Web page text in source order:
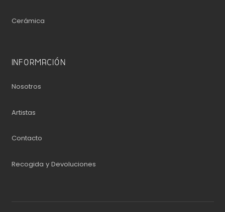
Cerámica
INFORMACIÓN
Nosotros
Artistas
Contacto
Recogida y Devoluciones